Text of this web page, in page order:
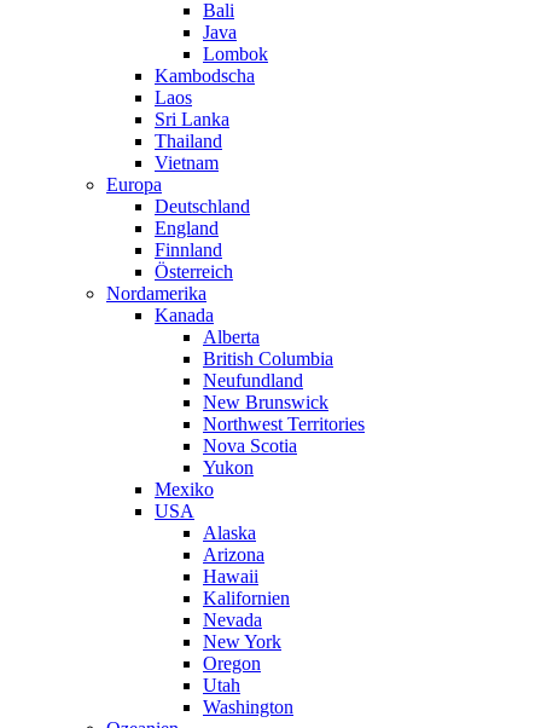
Bali
Java
Lombok
Kambodscha
Laos
Sri Lanka
Thailand
Vietnam
Europa
Deutschland
England
Finnland
Österreich
Nordamerika
Kanada
Alberta
British Columbia
Neufundland
New Brunswick
Northwest Territories
Nova Scotia
Yukon
Mexiko
USA
Alaska
Arizona
Hawaii
Kalifornien
Nevada
New York
Oregon
Utah
Washington